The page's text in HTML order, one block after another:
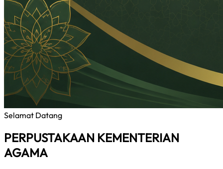
Selamat Datang
PERPUSTAKAAN KEMENTERIAN
AGAMA